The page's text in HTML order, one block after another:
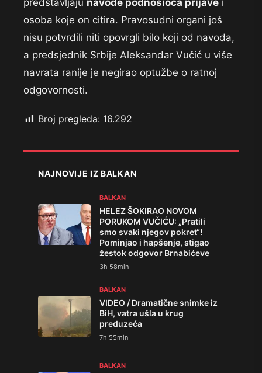
predstavljaju navode podnosioca prijave i
osoba koje on citira. Pravosudni organi još
nisu potvrdili niti opovrgli bilo koji od navoda,
a predsjednik Srbije Aleksandar Vučić u više
navrata ranije je negirao optužbe o ratnoj
odgovornosti.
Broj pregleda: 16.292
NAJNOVIJE IZ BALKAN
BALKAN
HELEZ ŠOKIRAO NOVOM
PORUKOM VUČIĆU: „Pratili
smo svaki njegov pokret“!
Pominjao i hapšenje, stigao
žestok odgovor Brnabićeve
3h 58min
BALKAN
VIDEO / Dramatične snimke iz
BiH, vatra ušla u krug
preduzeća
7h 55min
BALKAN